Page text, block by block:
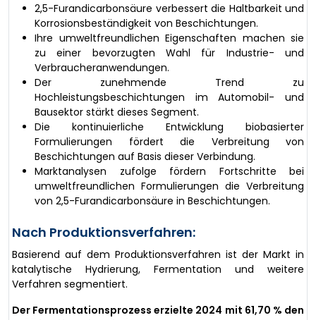
2,5-Furandicarbonsäure verbessert die Haltbarkeit und
Korrosionsbeständigkeit von Beschichtungen.
Ihre umweltfreundlichen Eigenschaften machen sie
zu einer bevorzugten Wahl für Industrie- und
Verbraucheranwendungen.
Der zunehmende Trend zu
Hochleistungsbeschichtungen im Automobil- und
Bausektor stärkt dieses Segment.
Die kontinuierliche Entwicklung biobasierter
Formulierungen fördert die Verbreitung von
Beschichtungen auf Basis dieser Verbindung.
Marktanalysen zufolge fördern Fortschritte bei
umweltfreundlichen Formulierungen die Verbreitung
von 2,5-Furandicarbonsäure in Beschichtungen.
Nach Produktionsverfahren:
Basierend auf dem Produktionsverfahren ist der Markt in
katalytische Hydrierung, Fermentation und weitere
Verfahren segmentiert.
Der Fermentationsprozess erzielte 2024 mit 61,70 % den